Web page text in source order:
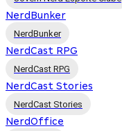
NerdBunker
NerdBunker
NerdCast RPG
NerdCast RPG
NerdCast Stories
NerdCast Stories
NerdOffice